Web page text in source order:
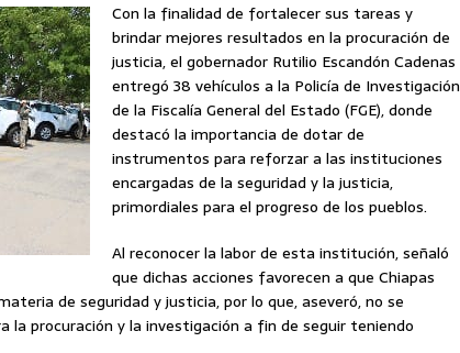
Con la finalidad de fortalecer sus tareas y
brindar mejores resultados en la procuración de
justicia, el gobernador Rutilio Escandón Cadenas
entregó 38 vehículos a la Policía de Investigación
de la Fiscalía General del Estado (FGE), donde
destacó la importancia de dotar de
instrumentos para reforzar a las instituciones
encargadas de la seguridad y la justicia,
primordiales para el progreso de los pueblos.
Al reconocer la labor de esta institución, señaló
que dichas acciones favorecen a que Chiapas
de seguridad y justicia, por lo que, aseveró, no se
la procuración y la investigación a fin de seguir teniendo